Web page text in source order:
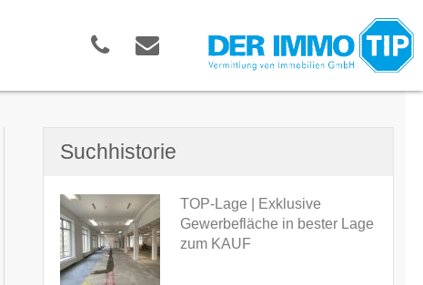
Suchhistorie
TOP-Lage | Exklusive
Gewerbefläche in bester Lage
zum KAUF